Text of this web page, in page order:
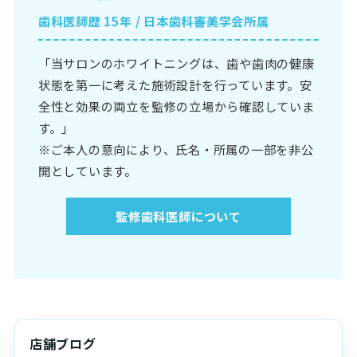
歯科医師歴 15年 / 日本歯科審美学会所属
「当サロンのホワイトニングは、歯や歯肉の健康
状態を第一に考えた施術設計を行っています。安
全性と効果の両立を監修の立場から確認していま
す。」
※ご本人の意向により、氏名・所属の一部を非公
開としています。
監修歯科医師について
店舗ブログ